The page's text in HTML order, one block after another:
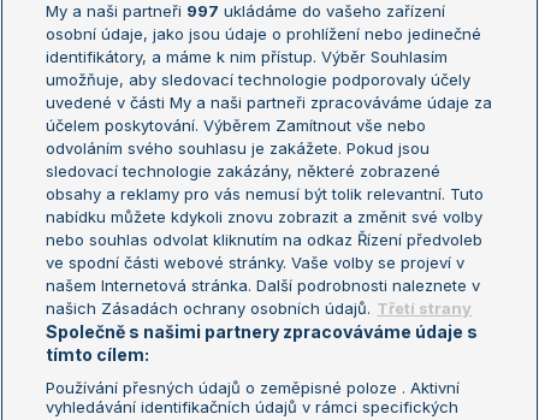
Žebříček ATP (muži)
Žebříček WTA (ženy)
Sázkařský žebříček
Australian Open
French Open
Wimbledon
US Open
Turnaj mistrů
Turnaj mistryň
Aktualní trendy
Fotbalové přestupy
Livesport Daily
LS Prague Open
My a naši partneři 997 ukládáme do vašeho zařízení
osobní údaje, jako jsou údaje o prohlížení nebo jedinečné
identifikátory, a máme k nim přístup. Výběr Souhlasím
umožňuje, aby sledovací technologie podporovaly účely
uvedené v části My a naši partneři zpracováváme údaje za
účelem poskytování. Výběrem Zamítnout vše nebo
odvoláním svého souhlasu je zakážete. Pokud jsou
sledovací technologie zakázány, některé zobrazené
obsahy a reklamy pro vás nemusí být tolik relevantní. Tuto
nabídku můžete kdykoli znovu zobrazit a změnit své volby
nebo souhlas odvolat kliknutím na odkaz Řízení předvoleb
ve spodní části webové stránky. Vaše volby se projeví v
našem Internetová stránka. Další podrobnosti naleznete v
našich Zásadách ochrany osobních údajů. Třetí strany
Společně s našimi partnery zpracováváme údaje s
tímto cílem:
Používání přesných údajů o zeměpisné poloze . Aktivní
vyhledávání identifikačních údajů v rámci specifických